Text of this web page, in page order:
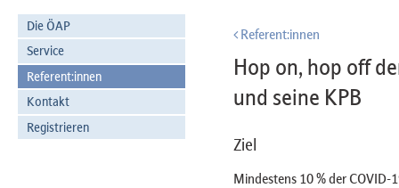
Die ÖAP
Service
Referent:innen
Kontakt
Registrieren
Referent:innen
Hop on, hop off
und seine KPB
Ziel
Mindestens 10 % der